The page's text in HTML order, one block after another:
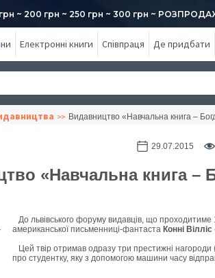
~ 200 грн ~ 250 грн ~ 300 грн ~
Електронні книги Співпраця Де придбати
Видавництво «Навчальна книга –
29.07.2015
«Навчальна книга –
До львівського форуму видавців, що
американської письменниці-фантаста Конні
Цей твір отримав одразу три престижні нагороди
про студентку, яку з допомогою машини часу